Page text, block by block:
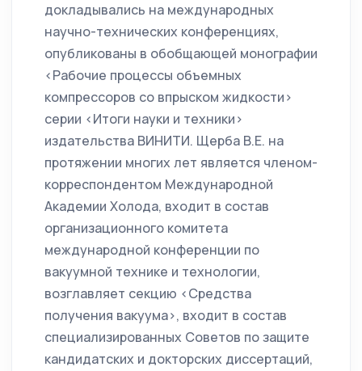
докладывались на международных
научно-технических конференциях,
опубликованы в обобщающей монографии
<Рабочие процессы объемных
компрессоров со впрыском жидкости>
серии <Итоги науки и техники>
издательства ВИНИТИ. Щерба В.Е. на
протяжении многих лет является членом-
корреспондентом Международной
Академии Холода, входит в состав
организационного комитета
международной конференции по
вакуумной технике и технологии,
возглавляет секцию <Средства
получения вакуума>, входит в состав
специализированных Советов по защите
кандидатских и докторских диссертаций,